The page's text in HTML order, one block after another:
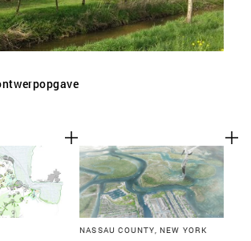
NASSAU COUNTY, NEW YORK